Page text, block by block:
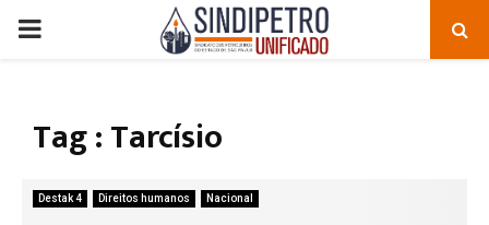
PRIMARY
Tag : Tarcísio
Destak 4 Direitos humanos Nacional